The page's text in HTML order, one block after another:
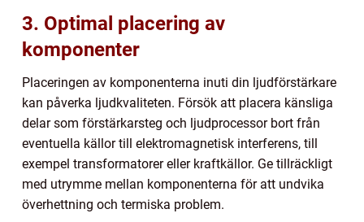
3. Optimal placering av
komponenter
Placeringen av komponenterna inuti din ljudförstärkare
kan påverka ljudkvaliteten. Försök att placera känsliga
delar som förstärkarsteg och ljudprocessor bort från
eventuella källor till elektromagnetisk interferens, till
exempel transformatorer eller kraftkällor. Ge tillräckligt
med utrymme mellan komponenterna för att undvika
överhettning och termiska problem.